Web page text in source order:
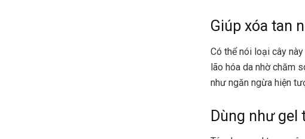
Giúp xóa tan
Có thể nói loại cây
lão hóa da nhờ chăm
như ngăn ngừa hiện
Dùng như gel